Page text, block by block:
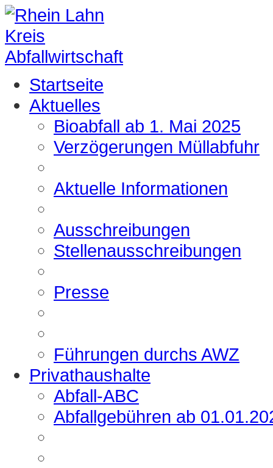
Startseite
Aktuelles
Bioabfall ab 1. Mai 2025
Verzögerungen Müllabfuhr
Aktuelle Informationen
Ausschreibungen
Stellenausschreibungen
Presse
Führungen durchs AWZ
Privathaushalte
Abfall-ABC
Abfallgebühren ab